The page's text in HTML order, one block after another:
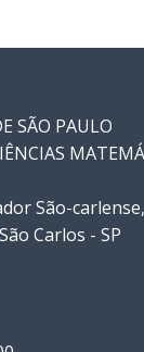
SÃO PAULO
São-
Carlos - SP